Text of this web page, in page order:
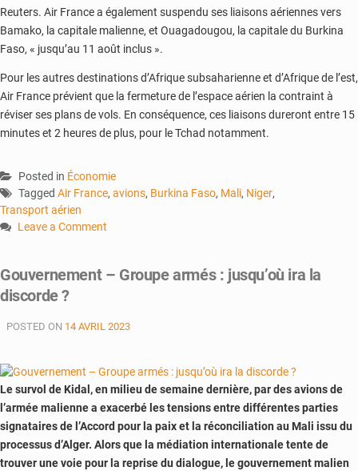
Reuters. Air France a également suspendu ses liaisons aériennes vers
Bamako, la capitale malienne, et Ouagadougou, la capitale du Burkina
Faso, « jusqu’au 11 août inclus ».
Pour les autres destinations d’Afrique subsaharienne et d’Afrique de l’est,
Air France prévient que la fermeture de l’espace aérien la contraint à
réviser ses plans de vols. En conséquence, ces liaisons dureront entre 15
minutes et 2 heures de plus, pour le Tchad notamment.
Posted in Économie
Tagged Air France, avions, Burkina Faso, Mali, Niger,
Transport aérien
Leave a Comment
aérien
:
France
vols
vers
le
Mali,
le
Niger
Gouvernement – Groupe armés : jusqu’où ira la
discorde ?
POSTED ON 14 AVRIL 2023
Le survol de Kidal, en milieu de semaine dernière, par des avions de
l’armée malienne a exacerbé les tensions entre différentes parties
signataires de l’Accord pour la paix et la réconciliation au Mali issu du
processus d’Alger. Alors que la médiation internationale tente de
trouver une voie pour la reprise du dialogue, le gouvernement malien